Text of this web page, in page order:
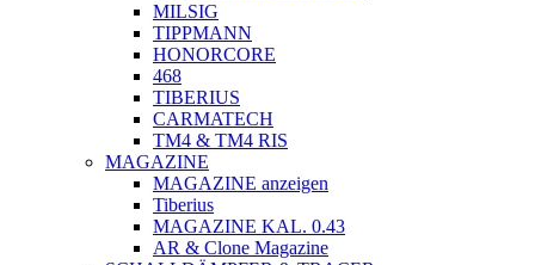
MILSIG
TIPPMANN
HONORCORE
468
TIBERIUS
CARMATECH
TM4 & TM4 RIS
MAGAZINE
MAGAZINE anzeigen
Tiberius
MAGAZINE KAL. 0.43
AR & Clone Magazine